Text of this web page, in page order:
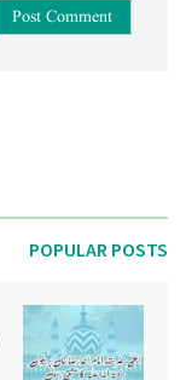
Post Comment
POPULAR POSTS